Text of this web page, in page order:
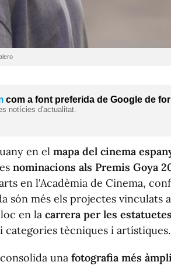
com a font preferida de Google de
notícies d'actualitat.
en el mapa del cinema
nominacions als Premis Goya
en l'Acadèmia de Cinema,
són més els projectes vinculats
en la carrera per les estatuetes
tècniques i artístiques.
una fotografia més